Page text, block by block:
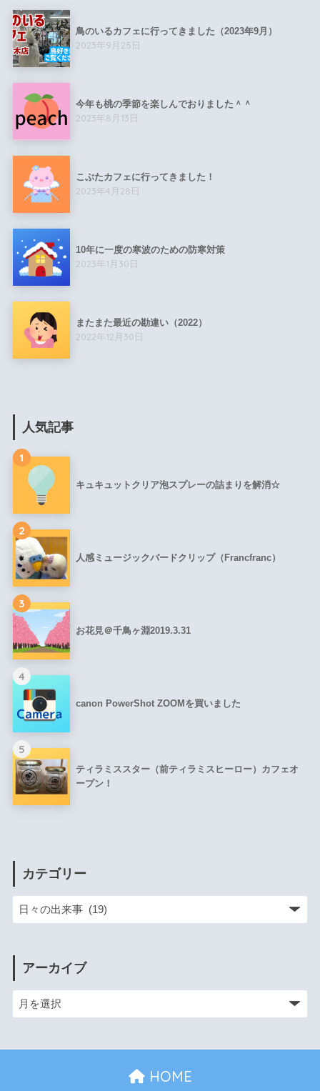
鳥のいるカフェに行ってきました（2023年9月）
2023年9月25日
今年も桃の季節を楽しんでおりました＾＾
2023年8月13日
こぶたカフェに行ってきました！
2023年4月28日
10年に一度の寒波のための防寒対策
2023年1月30日
またまた最近の勘違い（2022）
2022年12月30日
人気記事
1
キュキュットクリア泡スプレーの詰まりを解消☆
2
人感ミュージックバードクリップ（Francfranc）
3
お花見＠千鳥ヶ淵2019.3.31
4
canon PowerShot ZOOMを買いました
5
ティラミススター（前ティラミスヒーロー）カフェオ
ープン！
カテゴリー
アーカイブ
HOME